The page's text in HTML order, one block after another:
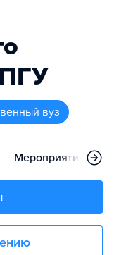
вуз
Мероприятия